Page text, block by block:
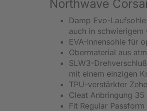
Northwave
Damp Evo-
auch in schwierigem
EVA-Innensohle für
Obermaterial aus
SLW3-
mit einem einzigen
TPU-verstärkter
Cleat Anbringung
Fit Regular Passform